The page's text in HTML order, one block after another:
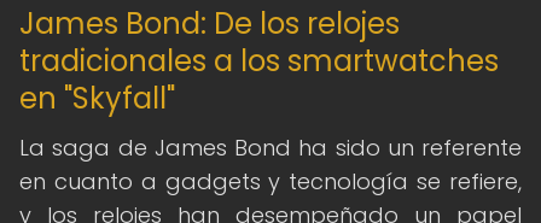
James Bond: De los relojes
tradicionales a los smartwatches
en "Skyfall"
La saga de James Bond ha sido un referente
en cuanto a gadgets y tecnología se refiere,
y los relojes han desempeñado un papel